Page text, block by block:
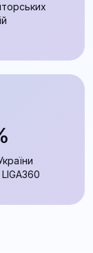
LIGA360